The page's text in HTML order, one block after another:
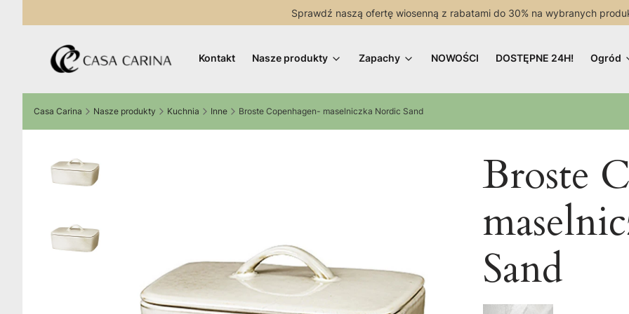
Sprawdź naszą ofertę wiosenną z rabatami do 30% na wybranych
Kontakt Nasze produkty Zapachy NOWOŚCI DOSTĘPNE 24H! Ogród
Casa Carina Nasze produkty Kuchnia Inne Broste Copenhagen- maselniczka Nordic Sand
Broste
Sand